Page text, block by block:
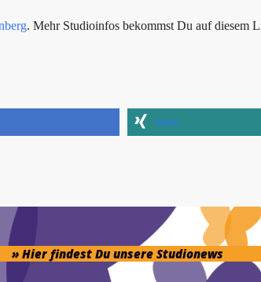
. Mehr Studioinfos bekommst Du auf diesem
teilen
» Hier findest Du unsere Studionews